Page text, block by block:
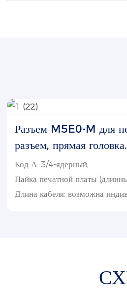
Разъем M5E0-M для
разъем, прямая головка.
Код А: 3/4-ядерный,
Пайка печатной платы
Длина кабеля: возможна